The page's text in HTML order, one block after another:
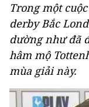
Trong một
derby Bắc
dường như đã
hâm mộ
mùa giải này.